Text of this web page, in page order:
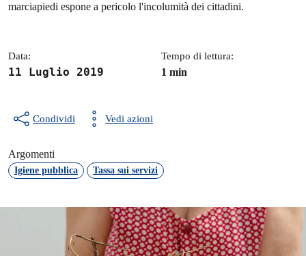
marciapiedi espone a pericolo l'incolumità dei cittadini.
Data:
11 Luglio 2019
Tempo di lettura:
1 min
Condividi Vedi azioni
Argomenti
Igiene pubblica Tassa sui servizi